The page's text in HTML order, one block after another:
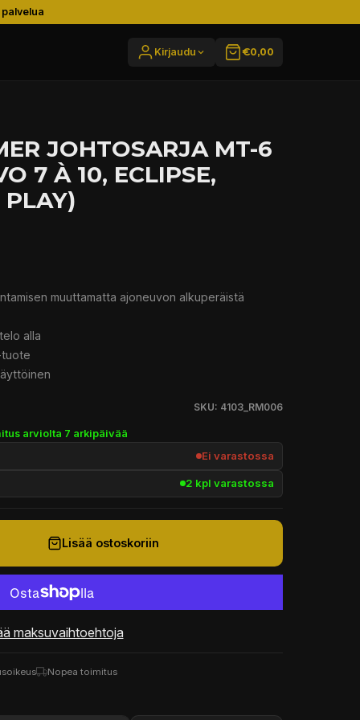
Kirjaudu €0,00
JOHTOSARJA MT-6
7 À 10, ECLIPSE,
PLAY)
muuttamatta ajoneuvon alkuperäistä
alla
tuote
SKU: 4103_RM006
arviolta 7 arkipäivää
Ei varastossa
2 kpl varastossa
Lisää ostoskoriin
maksuvaihtoehtoja
Nopea toimitus